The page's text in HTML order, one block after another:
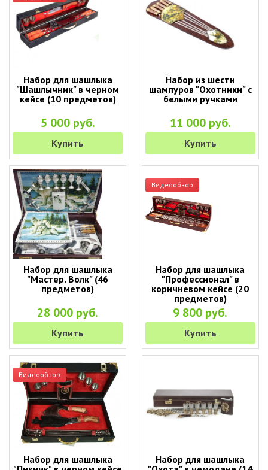
Набор для шашлыка
"Шашлычник" в черном
кейсе (10 предметов)
5 000 руб.
Купить
Набор из шести
шампуров "Охотники" с
белыми ручками
11 000 руб.
Купить
Набор для шашлыка
"Мастер. Волк" (46
предметов)
28 000 руб.
Купить
Видеообзор
Набор для шашлыка
"Профессионал" в
коричневом кейсе (20
предметов)
9 800 руб.
Купить
Видеообзор
Набор для шашлыка
Набор для шашлыка